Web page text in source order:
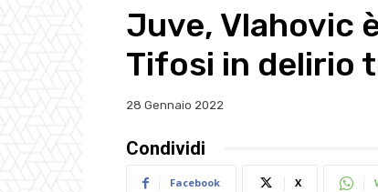
Juve, Vlahovic
Tifosi in delirio
28 Gennaio 2022
Condividi
Facebook X